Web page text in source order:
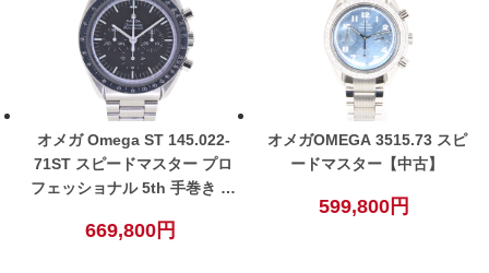
オメガ Omega ST 145.022-
71ST スピードマスター プロ
フェッショナル 5th 手巻き ブ
テージ【中古】
669,800円
オメガOMEGA 3515.73 スピ
ードマスター【中古】
599,800円